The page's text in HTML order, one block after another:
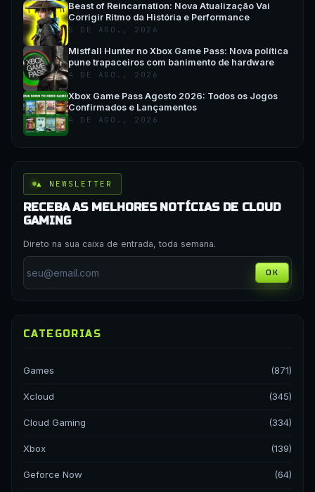
Beast of Reincarnation: Nova Atualização Vai
Corrigir Ritmo da História e Performance
5 DE AGO., 2026
Mistfall Hunter no Xbox Game Pass: Nova política
pune trapaceiros com banimento de hardware
4 DE AGO., 2026
Xbox Game Pass Agosto 2026: Todos os Jogos
Confirmados e Lançamentos
4 DE AGO., 2026
▲ NEWSLETTER
RECEBA AS MELHORES NOTÍCIAS DE CLOUD
GAMING
Direto na sua caixa de entrada, toda semana.
OK
CATEGORIAS
Games (871)
Xcloud (345)
Cloud Gaming (334)
Xbox (139)
Geforce Now (64)